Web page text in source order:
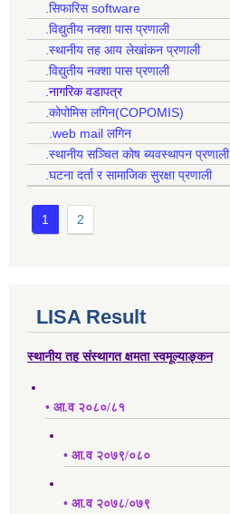
.सिफारिस software
.विद्युतीय नक्शा पास प्रणाली
.स्थानीय तह आय लेखांकन प्रणाली
.विद्युतीय नक्शा पास प्रणाली
.नागरिक वडापत्र
.कोपोमिस लगिन(COPOMIS)
.web mail लगिन
.स्थानीय सञ्चित कोष ब्यवस्थापन प्रणाली
.घटना दर्ता र सामाजिक सुरक्षा प्रणाली
1 2
LISA Result
स्थानीय तह संस्थागत क्षमता स्वमूल्याङ्कन
• आ.व २०८०/८१
• आ.व २०७९/०८०
• आ.व २०७८/०७९